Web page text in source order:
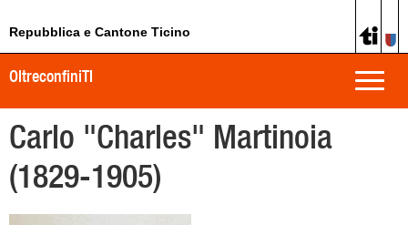
Repubblica e Cantone Ticino
Toggle
OltreconfiniTI
Carlo "Charles" Martinoia
(1829-1905)